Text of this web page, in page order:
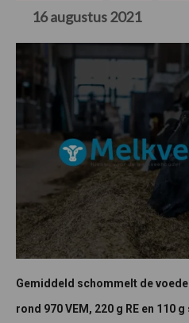
16 augustus 2021
Gemiddeld schommelt de
rond 970 VEM, 220 g RE en 110